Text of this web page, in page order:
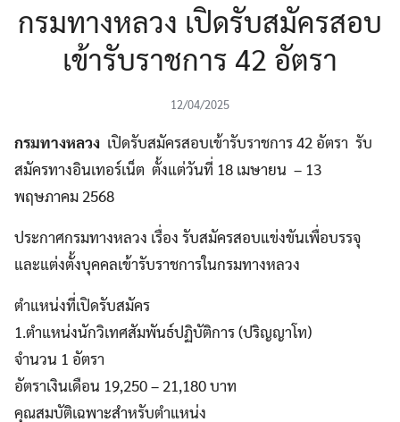
กรมทางหลวง เปิดรับสมัครสอบ
เข้ารับราชการ 42 อัตรา
12/04/2025
กรมทางหลวง เปิดรับสมัครสอบเข้ารับราชการ 42 อัตรา รับ
สมัครทางอินเทอร์เน็ต ตั้งแต่วันที่ 18 เมษายน – 13
พฤษภาคม 2568
ประกาศกรมทางหลวง เรื่อง รับสมัครสอบแข่งขันเพื่อบรรจุ
และแต่งตั้งบุคคลเข้ารับราชการในกรมทางหลวง
ตำแหน่งที่เปิดรับสมัคร
1.ตำแหน่งนักวิเทศสัมพันธ์ปฏิบัติการ (ปริญญาโท)
จำนวน 1 อัตรา
อัตราเงินเดือน 19,250 – 21,180 บาท
คุณสมบัติเฉพาะสำหรับตำแหน่ง